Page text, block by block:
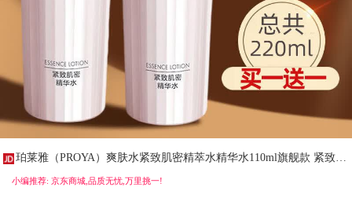
珀莱雅（PROYA）爽肤水紧致肌密精萃水精华水110ml旗舰款 紧致肌密精华水【实发2瓶】
小编推荐: 京东商城,品质无忧,万里挑一!